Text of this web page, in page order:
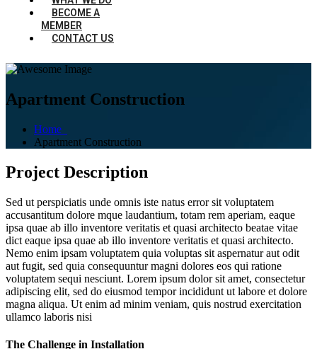
BECOME A
MEMBER
CONTACT US
Apartment Construction
Home
Apartment Construction
Project Description
Sed ut perspiciatis unde omnis iste natus error sit voluptatem
accusantitum dolore mque laudantium, totam rem aperiam, eaque
ipsa quae ab illo inventore veritatis et quasi architecto beatae vitae
dict eaque ipsa quae ab illo inventore veritatis et quasi architecto.
Nemo enim ipsam voluptatem quia voluptas sit aspernatur aut odit
aut fugit, sed quia consequuntur magni dolores eos qui ratione
voluptatem sequi nesciunt. Lorem ipsum dolor sit amet, consectetur
adipiscing elit, sed do eiusmod tempor incididunt ut labore et dolore
magna aliqua. Ut enim ad minim veniam, quis nostrud exercitation
ullamco laboris nisi
The Challenge in Installation